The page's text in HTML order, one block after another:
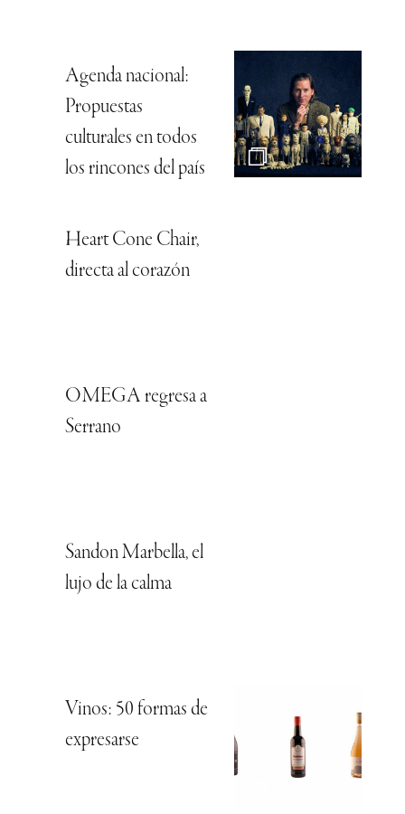
Agenda nacional:
Propuestas
culturales en todos
los rincones del país
Heart Cone Chair,
directa al corazón
OMEGA regresa a
Serrano
Sandon Marbella, el
lujo de la calma
Vinos: 50 formas de
expresarse